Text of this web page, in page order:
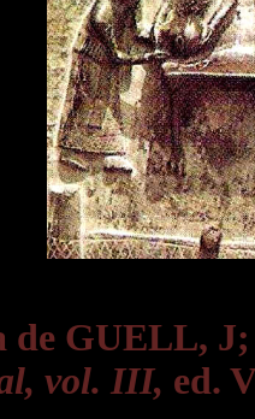
de GUELL,
vol. III, ed.